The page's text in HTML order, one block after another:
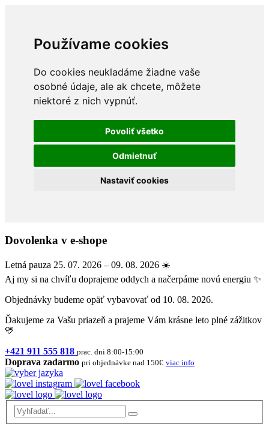
Používame cookies
Do cookies neukladáme žiadne vaše
osobné údaje, ale ak chcete, môžete
niektoré z nich vypnúť.
Povoliť všetko
Odmietnuť
Nastaviť cookies
Dovolenka v e-shope
Letná pauza 25. 07. 2026 – 09. 08. 2026 ☀️
Aj my si na chvíľu doprajeme oddych a načerpáme novú energiu ✨
Objednávky budeme opäť vybavovať od 10. 08. 2026.
Ďakujeme za Vašu priazeň a prajeme Vám krásne leto plné zážitkov
💛
+421 911 555 818 prac. dni 8:00-15:00
Doprava zadarmo pri objednávke nad 150€ viac info